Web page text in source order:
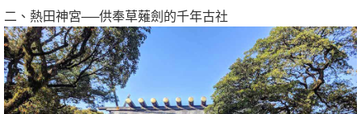
二、熱田神宮──供奉草薙劍的千年古社